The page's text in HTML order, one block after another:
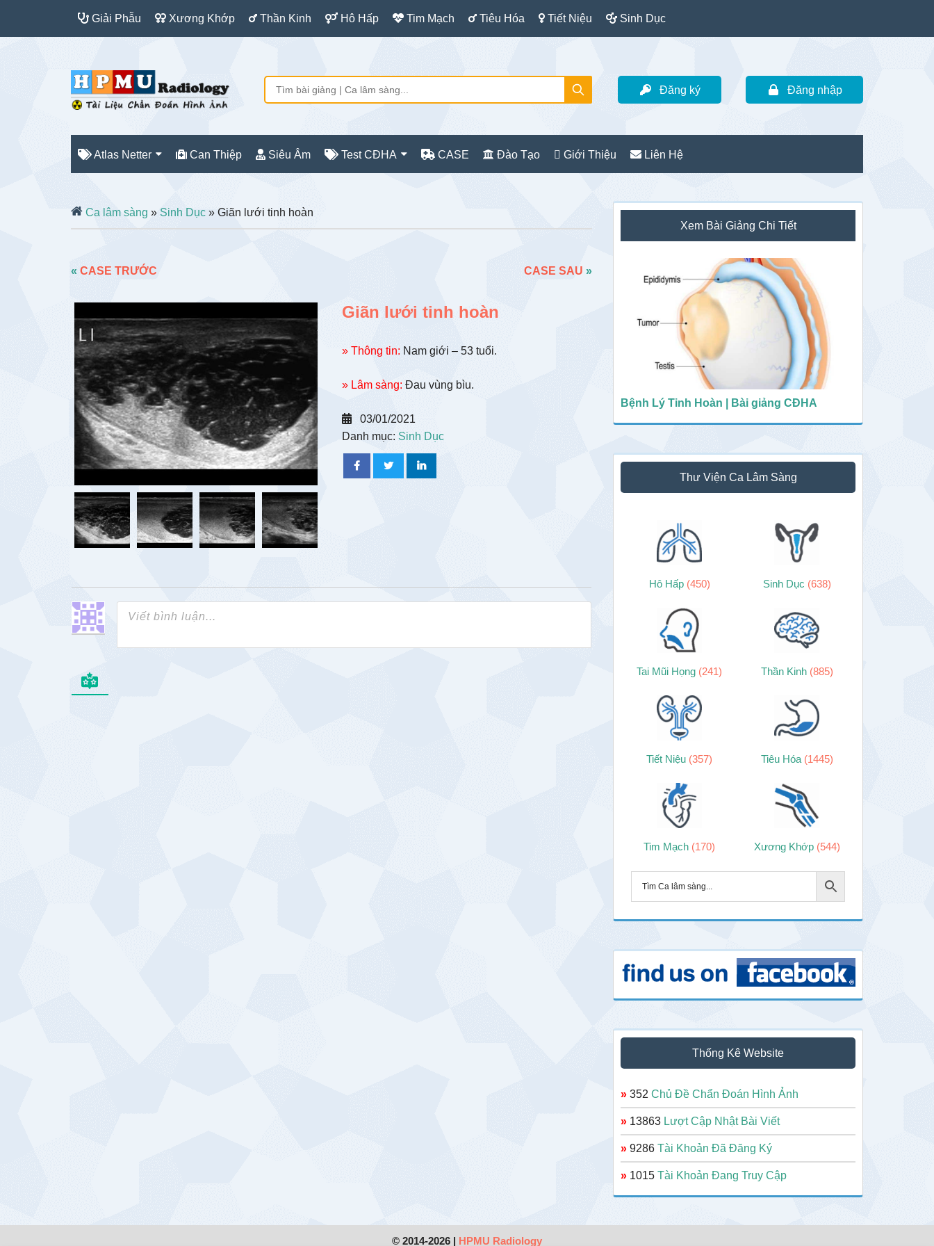
Giải Phẫu Xương Khớp Thần Kinh Hô Hấp Tim Mạch Tiêu Hóa Tiết Niệu Sinh Dục
Đăng ký Đăng nhập
Atlas Netter Can Thiệp Siêu Âm Test CĐHA CASE Đào Tạo Giới Thiệu Liên Hệ
Ca lâm sàng » Sinh Dục » Giãn lưới tinh hoàn
« CASE TRƯỚC CASE SAU »
Giãn lưới tinh hoàn
» Thông tin: Nam giới – 53 tuổi.
» Lâm sàng: Đau vùng bìu.
03/01/2021
Danh mục: Sinh Dục
Sidebar
chính
Xem Bài Giảng Chi Tiết
Bệnh Lý Tinh Hoàn | Bài giảng CĐHA
Thư Viện Ca Lâm Sàng
Hô Hấp (450) Sinh Dục (638)
Tai Mũi Họng (241) Thần Kinh (885)
Tiết Niệu (357) Tiêu Hóa (1445)
Tim Mạch (170) Xương Khớp (544)
Thống Kê Website
» 352 Chủ Đề Chẩn Đoán Hình Ảnh
» 13863 Lượt Cập Nhật Bài Viết
» 9286 Tài Khoản Đã Đăng Ký
» 1015 Tài Khoản Đang Truy Cập
© 2014-2026 | HPMU Radiology